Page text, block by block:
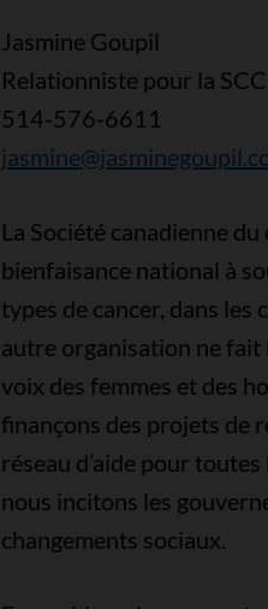
Jasmine Goupil
Relationniste pour la SCC
514-576-6611
La Société canadienne
bienfaisance national à
types de cancer, dans les
autre organisation ne fait
voix des femmes et des
finançons des projets de
réseau d’aide pour
nous incitons les
changements sociaux.